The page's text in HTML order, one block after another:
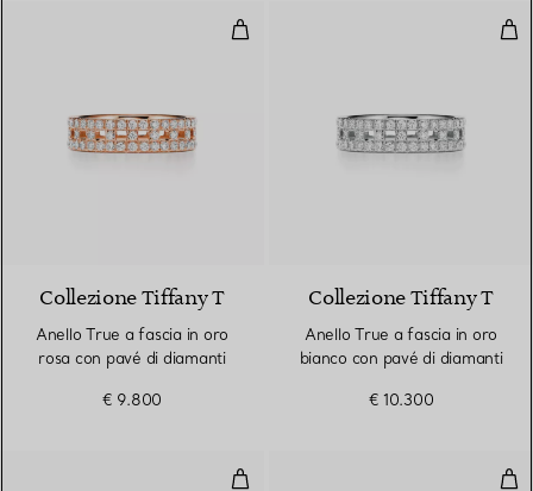
Anello True a fascia in oro rosa
Collezione Tiffany T
Anello True a fascia in oro
rosa con pavé di diamanti
€ 9.800
Collezione Tiffany T
Anello True a fascia in oro
bianco con pavé di diamanti
€ 10.300
Anello a fascia in oro rosa